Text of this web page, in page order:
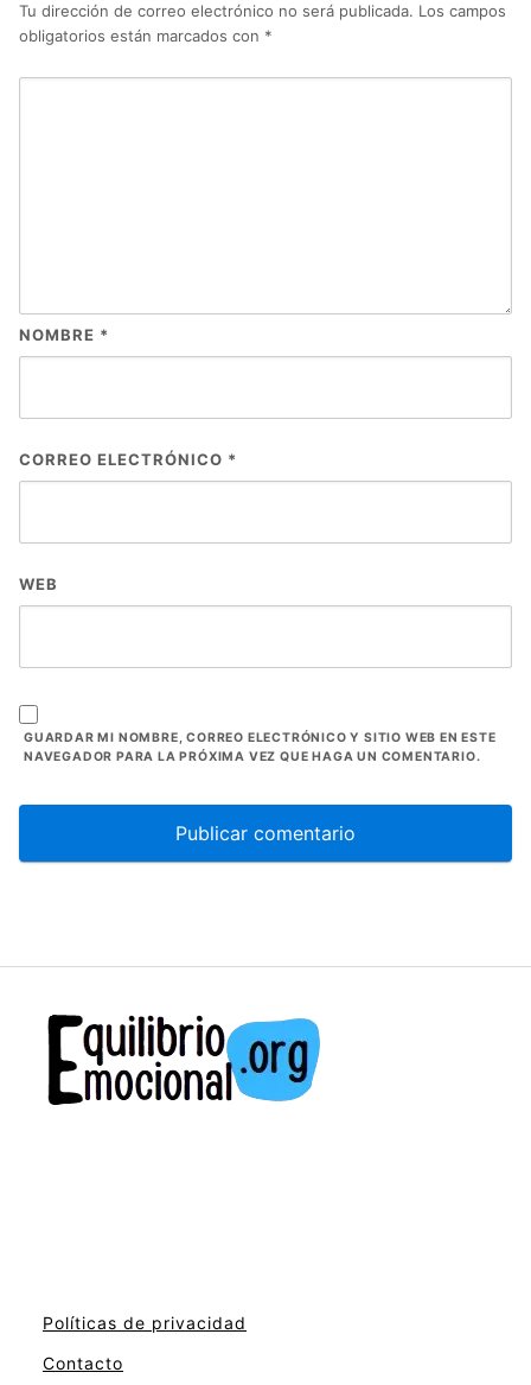
Tu dirección de correo electrónico no será publicada. Los campos
obligatorios están marcados con *
NOMBRE *
CORREO ELECTRÓNICO *
WEB
GUARDAR MI NOMBRE, CORREO ELECTRÓNICO Y SITIO WEB EN ESTE
NAVEGADOR PARA LA PRÓXIMA VEZ QUE HAGA UN COMENTARIO.
Políticas de privacidad
Contacto